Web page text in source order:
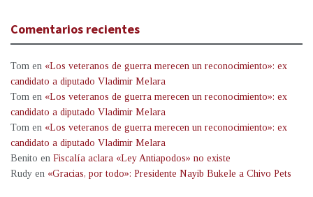
Comentarios recientes
Tom en «Los veteranos de guerra merecen un reconocimiento»: ex
candidato a diputado Vladimir Melara
Tom en «Los veteranos de guerra merecen un reconocimiento»: ex
candidato a diputado Vladimir Melara
Tom en «Los veteranos de guerra merecen un reconocimiento»: ex
candidato a diputado Vladimir Melara
Benito en Fiscalía aclara «Ley Antiapodos» no existe
Rudy en «Gracias, por todo»: Presidente Nayib Bukele a Chivo Pets